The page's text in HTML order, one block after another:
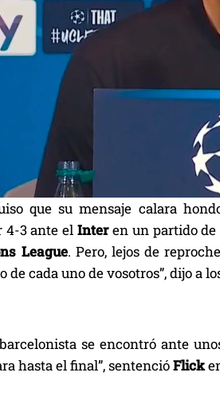
que su mensaje calara
4-3 ante el Interen un partido de
League. Pero, lejos de
de cada uno de vosotros”, dijo a
se encontró ante
hasta el final”, sentencióFlick